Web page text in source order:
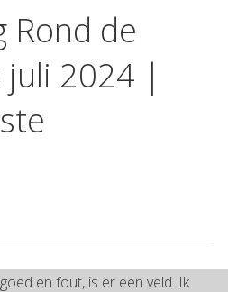
Rond de
2024 |
en fout, is er een veld. Ik